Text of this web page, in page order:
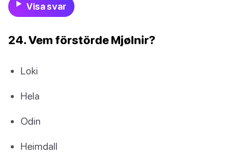
Visa svar
24. Vem förstörde Mjølnir?
Loki
Hela
Odin
Heimdall